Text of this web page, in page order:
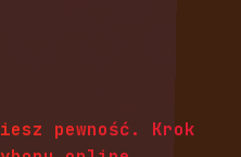
pewność. Krok